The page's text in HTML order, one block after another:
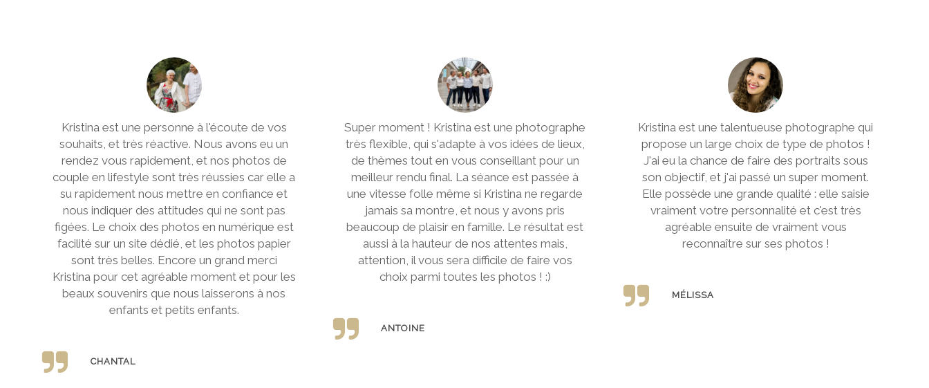
Kristina est une personne à l'écoute de vos
souhaits, et très réactive. Nous avons eu un
rendez vous rapidement, et nos photos de
couple en lifestyle sont très réussies car elle a
su rapidement nous mettre en confiance et
nous indiquer des attitudes qui ne sont pas
figées. Le choix des photos en numérique est
facilité sur un site dédié, et les photos papier
sont très belles. Encore un grand merci
Kristina pour cet agréable moment et pour les
beaux souvenirs que nous laisserons à nos
enfants et petits enfants.
CHANTAL
Super moment ! Kristina est une photographe
très flexible, qui s'adapte à vos idées de lieux,
de thèmes tout en vous conseillant pour un
meilleur rendu final. La séance est passée à
une vitesse folle même si Kristina ne regarde
jamais sa montre, et nous y avons pris
beaucoup de plaisir en famille. Le résultat est
aussi à la hauteur de nos attentes mais,
attention, il vous sera difficile de faire vos
choix parmi toutes les photos ! :)
ANTOINE
Kristina est une talentueuse photographe qui
propose un large choix de type de photos !
J'ai eu la chance de faire des portraits sous
son objectif, et j'ai passé un super moment.
Elle possède une grande qualité : elle saisie
vraiment votre personnalité et c'est très
agréable ensuite de vraiment vous
reconnaître sur ses photos !
MÉLISSA